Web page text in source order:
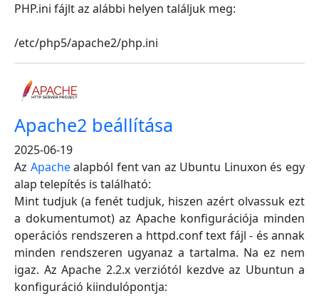
PHP.ini fájlt az alábbi helyen találjuk meg:
/etc/php5/apache2/php.ini
Apache2 beállítása
2025-06-19
Az Apachealapból fent van az Ubuntu Linuxon és egy
alap telepítés is található:
Mint tudjuk (a fenét tudjuk, hiszen azért olvassuk ezt
a dokumentumot) az Apache konfigurációja minden
operációs rendszeren a httpd.conf text fájl - és annak
minden rendszeren ugyanaz a tartalma. Na ez nem
igaz. Az Apache 2.2.x verziótól kezdve az Ubuntun a
konfiguráció kiindulópontja: